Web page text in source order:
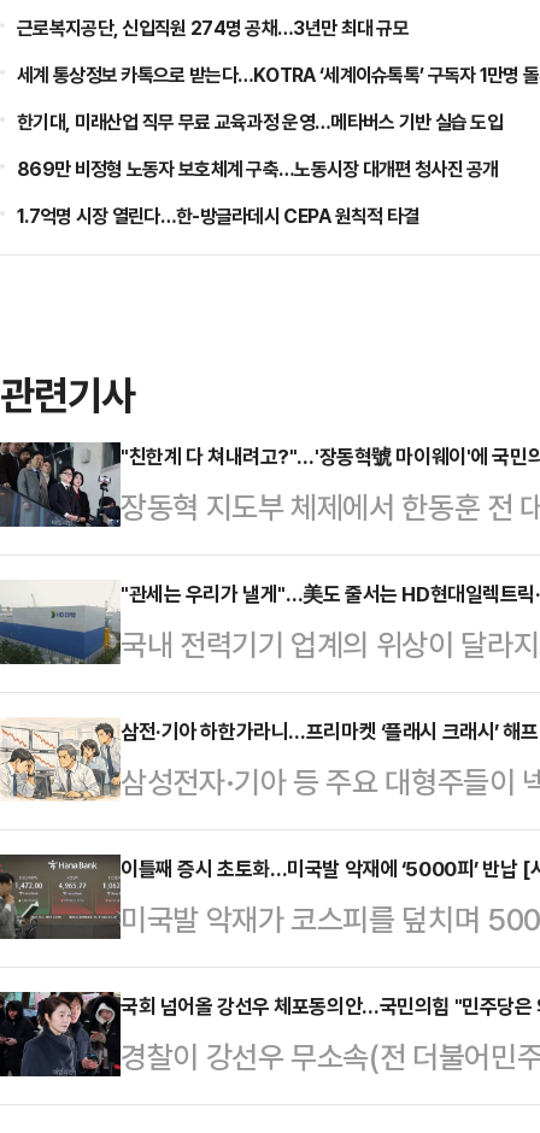
근로복지공단, 신입직원 274명 공채…3년만 최대 규모
세계 통상정보 카톡으로 받는다…KOTRA ‘세계이슈톡톡’ 구독자 1만명
한기대, 미래산업 직무 무료 교육과정 운영…메타버스 기반 실습 도입
869만 비정형 노동자 보호체계 구축…노동시장 대개편 청사진 공개
1.7억명 시장 열린다…한-방글라데시 CEPA 원칙적 타결
관련기사
"친한계 다 쳐내려고?"…'장동혁號 마이웨이'에 국민
장동혁 지도부 체제에서 한동훈 전
간접적인 공세가 이어지면서 국민
진 의원이 윤민우 위원장이 이끄는
협위원장들을 향한 경고와 기초단
연으로 향하고 있단 시각이 감지되
정 특별위원회는 5일 국회에서 기
단체장'을 중앙당 공천관리위원회
를 개정했다고 발표했다.현행 국…
"관세는 우리가 낼게"…美도 줄서는 HD현대일렉트릭
국내 전력기기 업계의 위상이 달라
환이 맞물리며 글로벌 전력 인프라
릭과 효성중공업이 초고압 변압기
에서는 관세 부담까지 감수하겠다
가 바뀌고 있다는 평가가 나온다.5
와 송·변전 설비를 안정적으로 공
사이클의 수혜자로 부상했다.HD
변압기에 부과되는 관세 전액을…
삼전·기아 하한가라니…프리마켓 ‘플래시 크래시’ 해
삼성전자·기아 등 주요 대형주들이
하한가까지 추락하는 ‘플래시 크
대체거래소 넥스트레이드에 따르
서 삼성전자는 전 거래일 대비
거래되며 하한가를 기록했다.기아
이 외에도 한화오션·두산에너빌리
가로 직행했다.이에 따라 변동성
대한 체…
이틀째 증시 초토화…미국발 악재에 ‘5000피’ 반납 [
미국발 악재가 코스피를 덮치며
면 코스피지수는 오전 10시 7분
내린 5022.46을 가리키고 있다.
밀린 5013.15에 개장한 뒤 장중
별로 보면 개인이 1조792억원 순매
국회 넘어올 강선우 체포동의안…국민의힘 "민주당은
경찰이 강선우 무소속(전 더불어민
역 의원인 강 의원의 체포동의안이